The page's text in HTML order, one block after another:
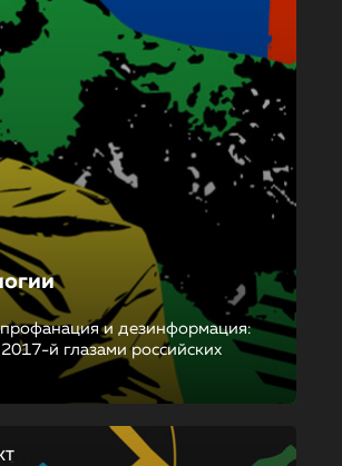
и дезинформация:
й глазами российских